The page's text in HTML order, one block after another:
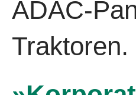
ADAC-
Traktoren.